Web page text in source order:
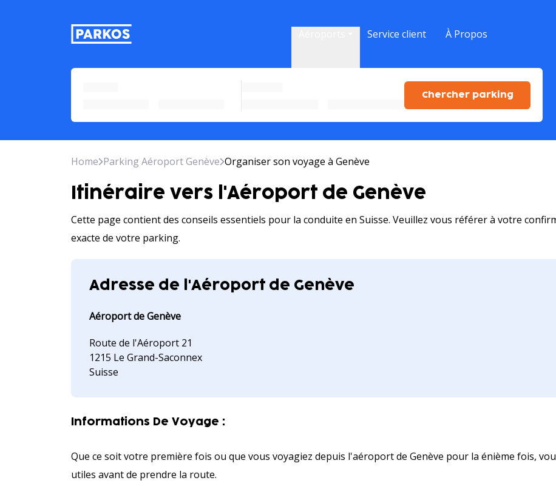
étiquette-de-navigation-principale Service client À Propos
Chercher parking
Home Parking Aéroport Genève Organiser son voyage à Genève
Itinéraire vers l'Aéroport de Genève
Cette page contient des conseils essentiels pour la conduite en Suisse. Veuillez vous référer à votre
exacte de votre parking.
Adresse de l'Aéroport de Genève
Aéroport de Genève
Route de l'Aéroport 21
1215 Le Grand-Saconnex
Suisse
Informations De Voyage :
Que ce soit votre première fois ou que vous voyagiez depuis l'aéroport de Genève pour la énième fois,
utiles avant de prendre la route.